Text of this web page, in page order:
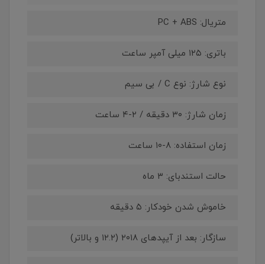
متریال: PC + ABS
باتری: ۱۲۵ میلی آمپر ساعت
نوع شارژ: نوع C / بی سیم
زمان شارژ: ۳۰ دقیقه / ۲-۴ ساعت
زمان استفاده: ۸-۱۰ ساعت
حالت استندبای: ۳ ماه
خاموش شدن خودکار: ۵ دقیقه
سازگار: بعد از آیپدهای ۲۰۱۸ (۱۲.۲ و بالاتر)